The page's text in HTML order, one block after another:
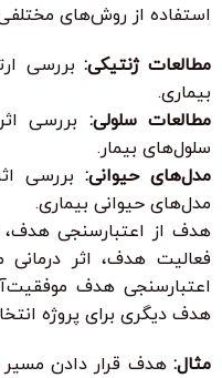
استفاده از روش‌های
مطالعات ژنتیکی: بررسی
بیماری.
مطالعات سلولی: بررسی
سلول‌های بیمار.
مدل‌های حیوانی: بررسی
مدل‌های حیوانی بیماری.
هدف از اعتبارسنجی هدف،
فعالیت هدف، اثر درمانی
اعتبارسنجی هدف
هدف دیگری برای پروژه
مثال: